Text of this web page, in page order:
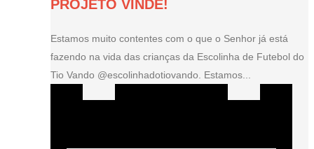
PROJETO VINDE!
Estamos muito contentes com o que o Senhor já está
fazendo na vida das crianças da Escolinha de Futebol do
Tio Vando @escolinhadotiovando. Estamos...